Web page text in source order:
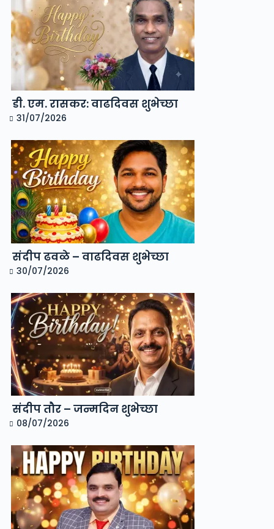
डी. एम. रासकर: वाढदिवस शुभेच्छा
31/07/2026
संदीप ढवळे – वाढदिवस शुभेच्छा
30/07/2026
संदीप तौर – जन्मदिन शुभेच्छा
08/07/2026